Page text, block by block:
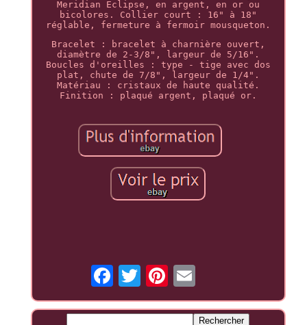
Meridian Eclipse, en argent, en or ou
bicolores. Collier court : 16" à 18"
réglable, fermeture à fermoir mousqueton.
Bracelet : bracelet à charnière ouvert,
diamètre de 2-3/8", largeur de 5/16".
Boucles d'oreilles : type - tige avec dos
plat, chute de 7/8", largeur de 1/4".
Matériau : cristaux de haute qualité.
Finition : plaqué argent, plaqué or.